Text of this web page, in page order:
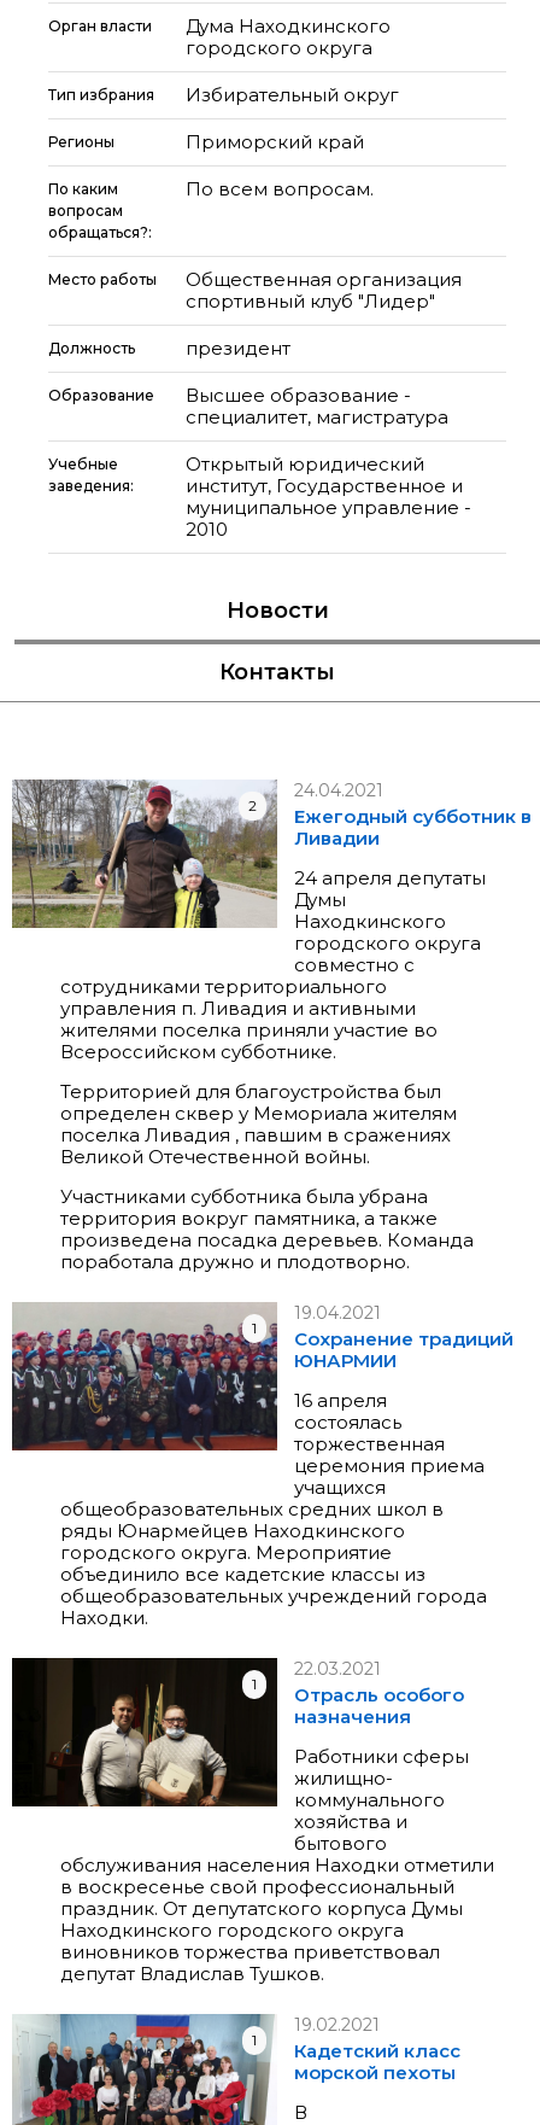
Орган власти
Дума Находкинского
городского округа
Тип избрания Избирательный округ
Регионы Приморский край
По каким
вопросам
обращаться?:
По всем вопросам.
Место работы
Общественная организация
спортивный клуб "Лидер"
Должность президент
Образование
Высшее образование -
специалитет, магистратура
Учебные
заведения:
Открытый юридический
институт, Государственное и
муниципальное управление -
2010
Новости
Контакты
2
24.04.2021
Ежегодный субботник в
Ливадии
24 апреля депутаты
Думы
Находкинского
городского округа
совместно с
сотрудниками территориального
управления п. Ливадия и активными
жителями поселка приняли участие во
Всероссийском субботнике.
Территорией для благоустройства был
определен сквер у Мемориала жителям
поселка Ливадия , павшим в сражениях
Великой Отечественной войны.
Участниками субботника была убрана
территория вокруг памятника, а также
произведена посадка деревьев. Команда
поработала дружно и плодотворно.
1
19.04.2021
Сохранение традиций
ЮНАРМИИ
16 апреля
состоялась
торжественная
церемония приема
учащихся
общеобразовательных средних школ в
ряды Юнармейцев Находкинского
городского округа. Мероприятие
объединило все кадетские классы из
общеобразовательных учреждений города
Находки.
1
22.03.2021
Отрасль особого
назначения
Работники сферы
жилищно-
коммунального
хозяйства и
бытового
обслуживания населения Находки отметили
в воскресенье свой профессиональный
праздник. От депутатского корпуса Думы
Находкинского городского округа
виновников торжества приветствовал
депутат Владислав Тушков.
1
19.02.2021
Кадетский класс
морской пехоты
В